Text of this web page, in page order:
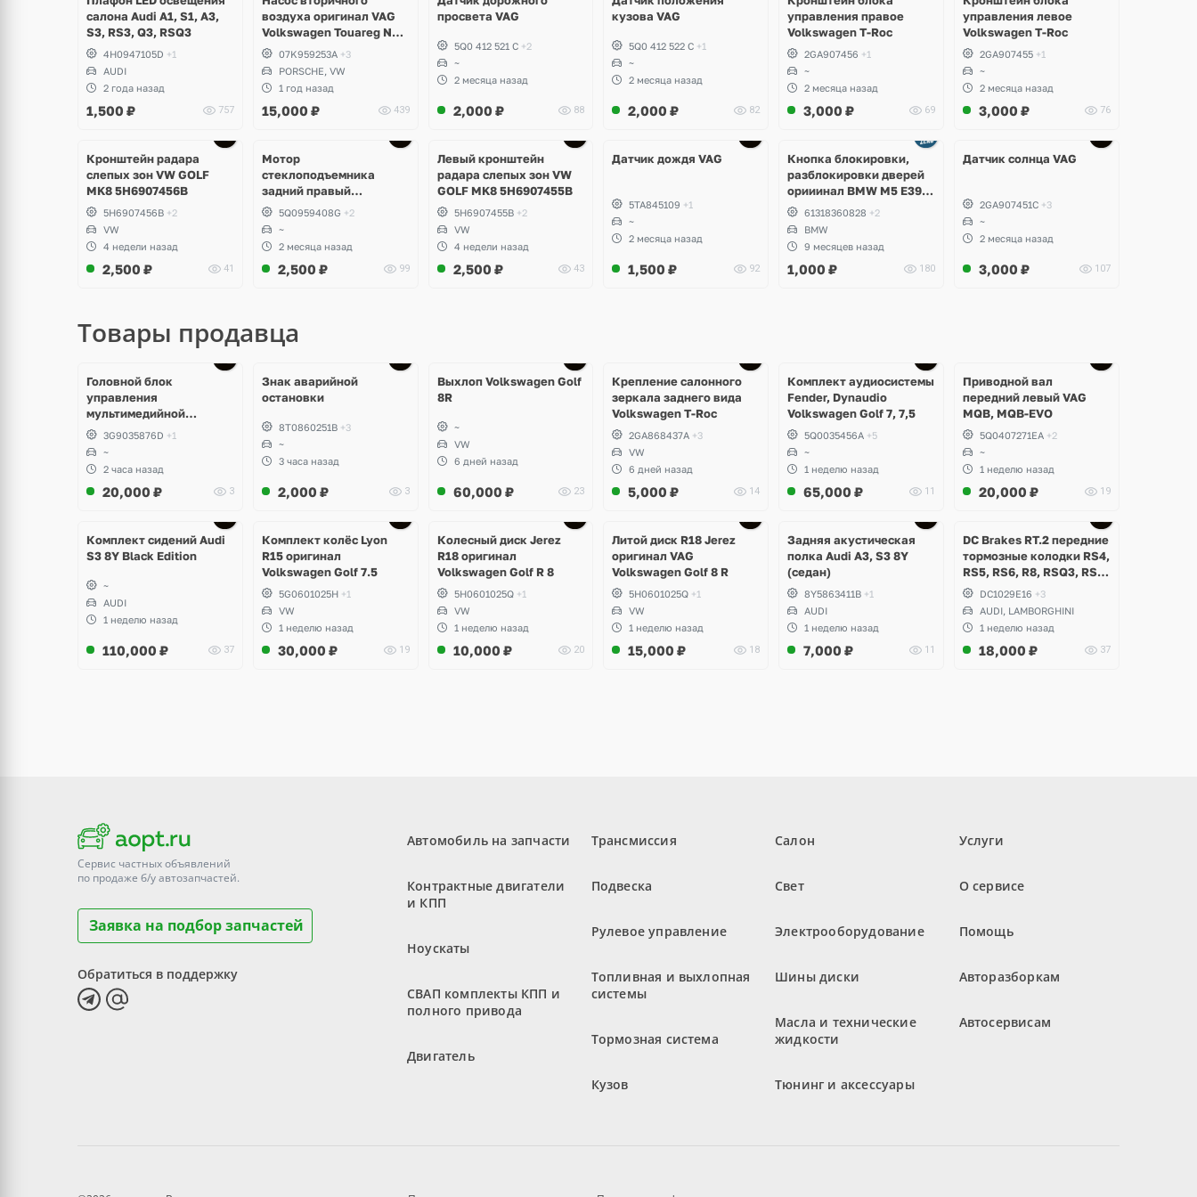
салона Audi A1, S1, A3,
S3, RS3, Q3, RSQ3
4H0947105D +1
AUDI
2 года назад
1,500 ₽ 757
воздуха оригинал VAG
Volkswagen Touareg NF,
Porsche Cayenne 958 S
Hybrid
07K959253A +3
PORSCHE, VW
1 год назад
15,000 ₽ 439
просвета VAG
5Q0 412 521 C +2
~
2 месяца назад
2,000 ₽ 88
кузова VAG
5Q0 412 522 C +1
~
2 месяца назад
2,000 ₽ 82
управления правое
Volkswagen T-Roc
2GA907456 +1
~
2 месяца назад
3,000 ₽ 69
управления левое
Volkswagen T-Roc
2GA907455 +1
~
2 месяца назад
3,000 ₽ 76
Кронштейн радара
слепых зон VW GOLF
MK8 5H6907456B
5H6907456B +2
VW
4 недели назад
2,500 ₽ 41
Мотор
стеклоподъемника
задний правый
Volkswagen
5Q0959408G +2
~
2 месяца назад
2,500 ₽ 99
Левый кронштейн
радара слепых зон VW
GOLF MK8 5H6907455B
5H6907455B +2
VW
4 недели назад
2,500 ₽ 43
Датчик дождя VAG
5TA845109 +1
~
2 месяца назад
1,500 ₽ 92
Кнопка блокировки,
разблокировки дверей
орииинал BMW M5 E39, 7
E3861318360828 +2
BMW
9 месяцев назад
1,000 ₽ 180
Датчик солнца VAG
2GA907451C +3
~
2 месяца назад
3,000 ₽ 107
Товары продавца
Головной блок
управления
мультимедийной
системы Volkswagen T-
Roc
3G9035876D +1
~
2 часа назад
20,000 ₽ 3
Знак аварийной
остановки
8T0860251B +3
~
3 часа назад
2,000 ₽ 3
Выхлоп Volkswagen Golf
8R
~
VW
6 дней назад
60,000 ₽ 23
Крепление салонного
зеркала заднего вида
Volkswagen T-Roc
2GA868437A +3
VW
6 дней назад
5,000 ₽ 14
Комплект аудиосистемы
Fender, Dynaudio
Volkswagen Golf 7, 7,5
5Q0035456A +5
~
1 неделю назад
65,000 ₽ 11
Приводной вал
передний левый VAG
MQB, MQB-EVO
5Q0407271EA +2
~
1 неделю назад
20,000 ₽ 19
Комплект сидений Audi
S3 8Y Black Edition
~
AUDI
1 неделю назад
110,000 ₽ 37
Комплект колёс Lyon
R15 оригинал
Volkswagen Golf 7.5
5G0601025H +1
VW
1 неделю назад
30,000 ₽ 19
Колесный диск Jerez
R18 оригинал
Volkswagen Golf R 8
5H0601025Q +1
VW
1 неделю назад
10,000 ₽ 20
Литой диск R18 Jerez
оригинал VAG
Volkswagen Golf 8 R
5H0601025Q +1
VW
1 неделю назад
15,000 ₽ 18
Задняя акустическая
полка Audi A3, S3 8Y
(седан)
8Y5863411B +1
AUDI
1 неделю назад
7,000 ₽ 11
DC Brakes RT.2 передние
тормозные колодки RS4,
RS5, RS6, R8, RSQ3, RS3
8V (комплект 8 шт)
DC1029E16 +3
AUDI, LAMBORGHINI
1 неделю назад
18,000 ₽ 37
Сервис частных объявлений
по продаже б/уавтозапчастей.
Заявка на подбор запчастей
Обратиться в поддержку
Автомобиль на запчасти
Контрактные двигатели
и КПП
Ноускаты
СВАП комплекты КПП и
полного привода
Двигатель
Трансмиссия
Подвеска
Рулевое управление
Топливная и выхлопная
системы
Тормозная система
Кузов
Салон
Свет
Электрооборудование
Шины диски
Масла и технические
жидкости
Тюнинг и аксессуары
Услуги
О сервисе
Помощь
Авторазборкам
Автосервисам